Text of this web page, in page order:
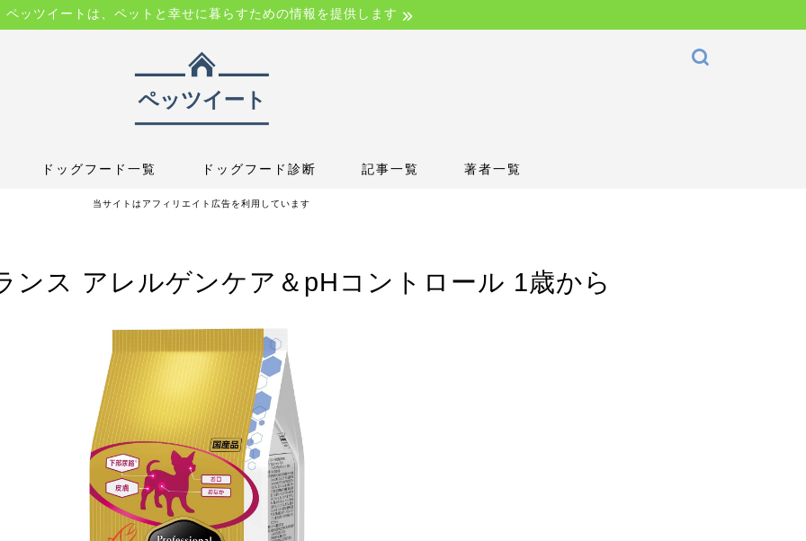
ペッツイートは、ペットと幸せに暮らすための情報を提供します
ドッグフード一覧 ドッグフード診断 記事一覧 著者一覧
当サイトはアフィリエイト広告を利用しています
ンス アレルゲンケア＆pHコントロール 1歳から